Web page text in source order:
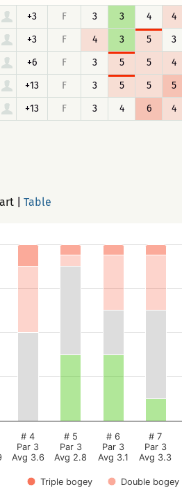
+3 F 3 3 4 4
+3 F 4 3 5 3
+6 F 3 5 5 4
+13 F 3 5 5 5
+13 F 3 4 6 4
Table
Triple bogey Double bogey
# 4
Par 3
Avg 3.6
# 5
Par 3
Avg 2.8
# 6
Par 3
Avg 3.1
# 7
Par 3
Avg 3.3